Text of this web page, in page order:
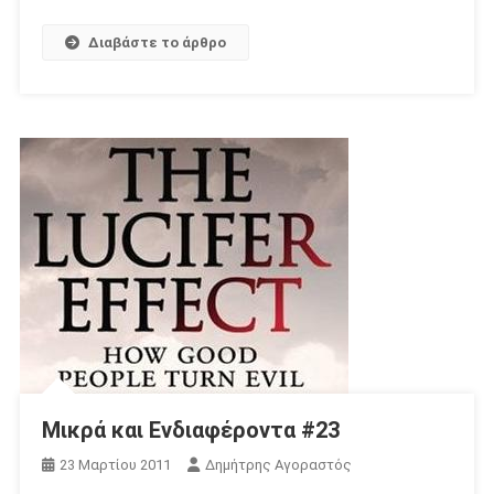
Διαβάστε το άρθρο
Μικρά και Ενδιαφέροντα #23
23 Μαρτίου 2011 Δημήτρης Αγοραστός